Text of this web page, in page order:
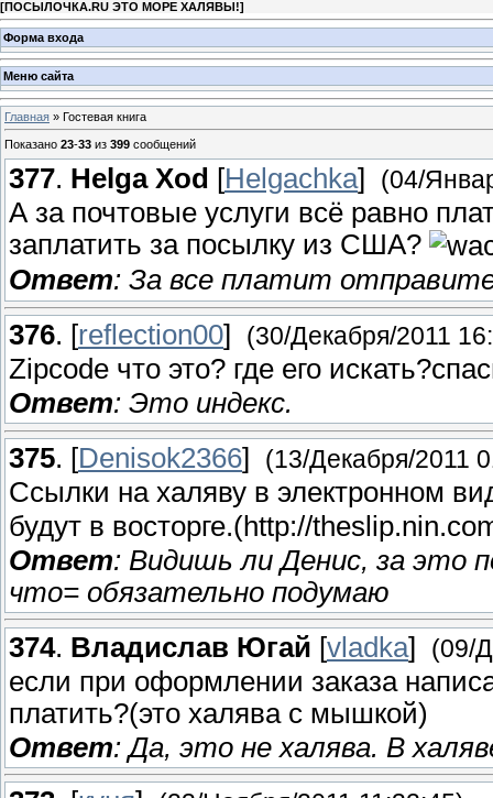
[ПОСЫЛОЧКА.RU ЭТО МОРЕ ХАЛЯВЫ!]
Форма входа
Меню сайта
Главная » Гостевая книга
Показано 23-33 из 399 сообщений
377. Helga Xod [Helgachka] (04/
А за почтовые услуги всё равно
заплатить за посылку из США?
Ответ: За все платит
376. [reflection00] (30/Декабря/2011
Zipcode что это? где его
Ответ: Это индекс.
375. [Denisok2366] (13/Декабря/2011
Ссылки на халяву в электронном
будут в восторге.(http://
Ответ: Видишь ли Денис, за это
что= обязательно подумаю
374. Владислав Югай [vladka] (09/
если при оформлении заказа
платить?(это халява с мышкой)
Ответ: Да, это не халява. В